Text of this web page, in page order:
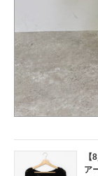
ア